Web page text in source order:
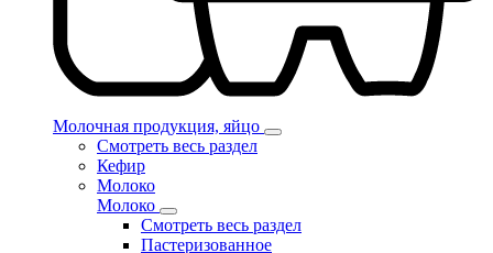
Молочная продукция, яйцо
Смотреть весь раздел
Кефир
Молоко
Молоко
Смотреть весь раздел
Пастеризованное